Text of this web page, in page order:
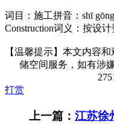
词目：施工拼音：shī
Construction词义：按设
【温馨提示】本文内容
储空间服务，如有涉
打赏
上一篇： 江苏徐